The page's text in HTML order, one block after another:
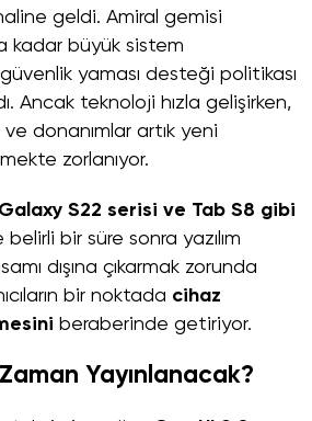
geldi. Amiral gemisi
kadar büyük sistem
yaması desteği politikası
Ancak teknoloji hızla gelişirken,
donanımlar artık yeni
zorlanıyor.
Galaxy S22 serisi ve Tab S8 gibi
belirli bir süre sonra yazılım
dışına çıkarmak zorunda
bir noktada cihaz
beraberinde getiriyor.
Yayınlanacak?